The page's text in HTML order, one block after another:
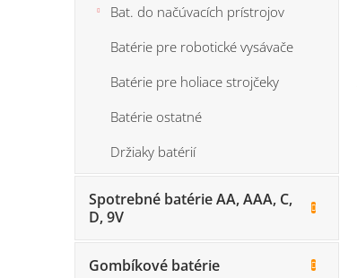
Bat. do načúvacích prístrojov
Batérie pre robotické vysávače
Batérie pre holiace strojčeky
Batérie ostatné
Držiaky batérií
Spotrebné batérie AA, AAA, C,
D, 9V
Gombíkové batérie